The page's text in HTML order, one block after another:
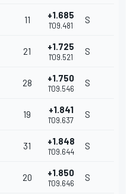
11 +1.685
1'09.481
S
21 +1.725
1'09.521
S
28 +1.750
1'09.546
S
19 +1.841
1'09.637
S
31 +1.848
1'09.644
S
20 +1.850
1'09.646
S